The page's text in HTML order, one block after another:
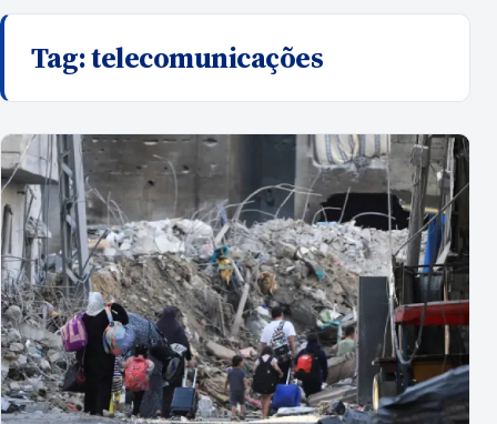
Tag:telecomunicações